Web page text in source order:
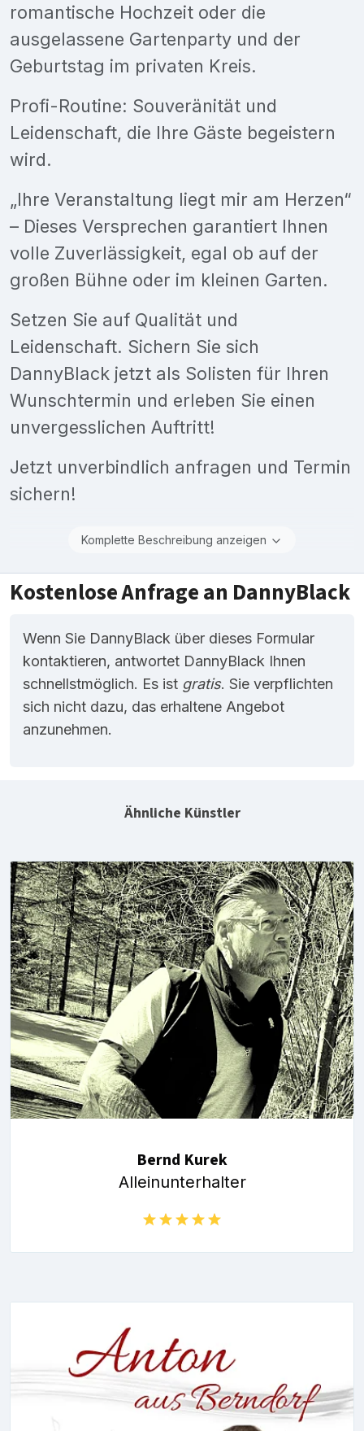
romantische Hochzeit oder die
ausgelassene Gartenparty und der
Geburtstag im privaten Kreis.
Profi-Routine: Souveränität und
Leidenschaft, die Ihre Gäste begeistern
wird.
„Ihre Veranstaltung liegt mir am Herzen“
– Dieses Versprechen garantiert Ihnen
volle Zuverlässigkeit, egal ob auf der
großen Bühne oder im kleinen Garten.
Setzen Sie auf Qualität und
Leidenschaft. Sichern Sie sich
DannyBlack jetzt als Solisten für Ihren
Wunschtermin und erleben Sie einen
unvergesslichen Auftritt!
Jetzt unverbindlich anfragen und Termin
sichern!
Komplette Beschreibung anzeigen
Kostenlose Anfrage an DannyBlack
Wenn Sie DannyBlack über dieses Formular
kontaktieren, antwortet DannyBlack Ihnen
schnellstmöglich. Es ist gratis. Sie verpflichten
sich nicht dazu, das erhaltene Angebot
anzunehmen.
Ähnliche Künstler
Bernd Kurek
Alleinunterhalter